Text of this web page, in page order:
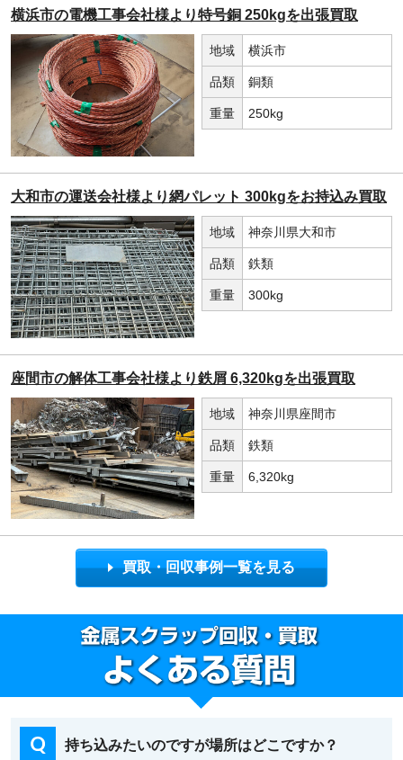
横浜市の電機工事会社様より特号銅 250kgを出張買取
地域 横浜市
品類 銅類
重量 250kg
大和市の運送会社様より網パレット 300kgをお持込み買取
地域 神奈川県大和市
品類 鉄類
重量 300kg
座間市の解体工事会社様より鉄屑 6,320kgを出張買取
地域 神奈川県座間市
品類 鉄類
重量 6,320kg
買取・回収事例一覧を見る
持ち込みたいのですが場所はどこですか？